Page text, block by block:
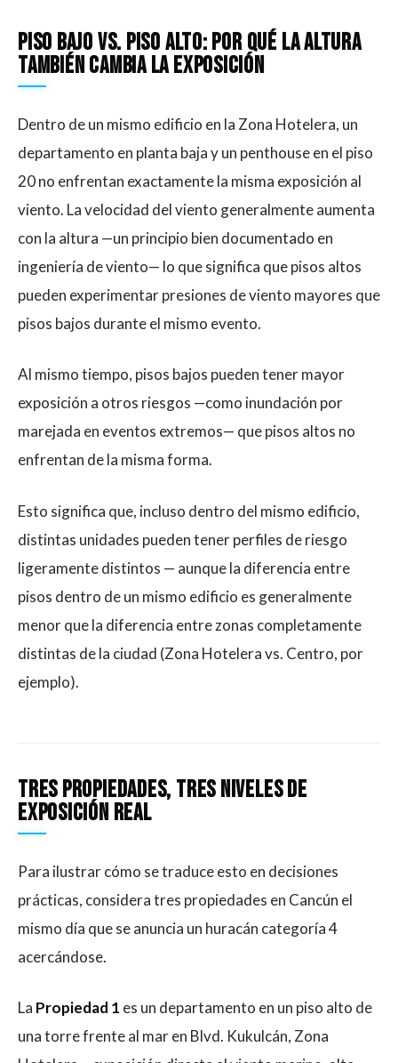
Piso bajo vs. piso alto: por qué la altura
también cambia la exposición
Dentro de un mismo edificio en la Zona Hotelera, un
departamento en planta baja y un penthouse en el piso
20 no enfrentan exactamente la misma exposición al
viento. La velocidad del viento generalmente aumenta
con la altura —un principio bien documentado en
ingeniería de viento— lo que significa que pisos altos
pueden experimentar presiones de viento mayores que
pisos bajos durante el mismo evento.
Al mismo tiempo, pisos bajos pueden tener mayor
exposición a otros riesgos —como inundación por
marejada en eventos extremos— que pisos altos no
enfrentan de la misma forma.
Esto significa que, incluso dentro del mismo edificio,
distintas unidades pueden tener perfiles de riesgo
ligeramente distintos — aunque la diferencia entre
pisos dentro de un mismo edificio es generalmente
menor que la diferencia entre zonas completamente
distintas de la ciudad (Zona Hotelera vs. Centro, por
ejemplo).
Tres propiedades, tres niveles de
exposición real
Para ilustrar cómo se traduce esto en decisiones
prácticas, considera tres propiedades en Cancún el
mismo día que se anuncia un huracán categoría 4
acercándose.
La Propiedad 1 es un departamento en un piso alto de
una torre frente al mar en Blvd. Kukulcán, Zona